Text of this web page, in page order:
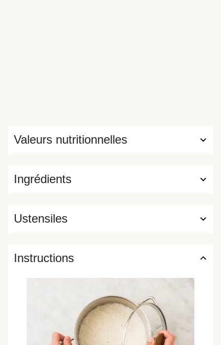
Ingrédients
Valeurs nutritionnelles
Ustensiles
Instructions